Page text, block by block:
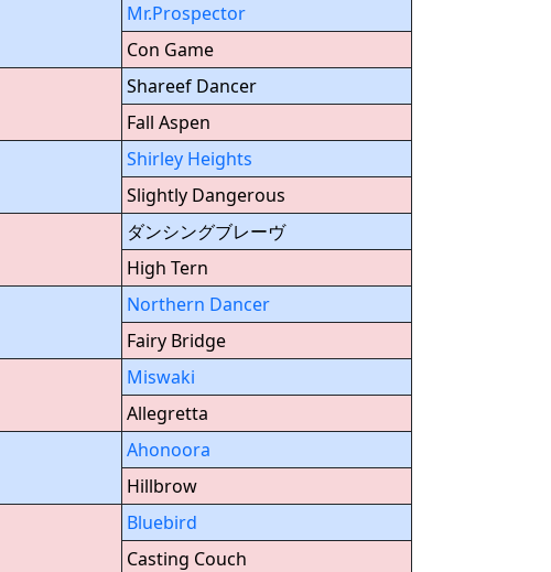
Mr.Prospector
Con Game
Shareef Dancer
Fall Aspen
Shirley Heights
Slightly Dangerous
ダンシングブレーヴ
High Tern
Northern Dancer
Fairy Bridge
Miswaki
Allegretta
Ahonoora
Hillbrow
Bluebird
Casting Couch